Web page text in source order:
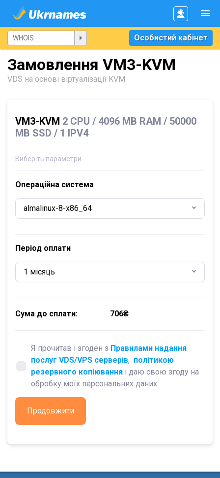
Особистий кабінет
Замовлення VM3-KVM
VDS на основі віртуалізації KVM
VM3-KVM 2 CPU / 4096 MB RAM / 50000
MB SSD / 1 IPV4
Виберіть параметри
Операційна система
almalinux-8-x86_64
Період оплати
1 місяць
Сума до сплати: 706₴
Продовжити
Я прочитав і згоден з Правилами надання
послуг VDS/VPS серверів, політикою
резервного копіювання і даю свою згоду на
обробку моїх персональних даних